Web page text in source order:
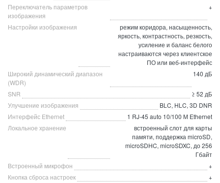
Переключатель параметров
изображения
+
Настройки изображения
режим коридора, насыщенность,
яркость, контрастность, резкость,
усиление и баланс белого
настраиваются через клиентское
ПО или веб-интерфейс
Широкий динамический диапазон
(WDR)
140 дБ
SNR
≥ 52 дБ
Улучшение изображения
BLC, HLC, 3D DNR
Интерфейс Ethernet
1 RJ-45 auto 10/100 М Ethernet
Локальное хранение
встроенный слот для карты
памяти, поддержка microSD,
microSDHC, microSDXC, до 256
Гбайт
Встроенный микрофон
+
Кнопка сброса настроек
+